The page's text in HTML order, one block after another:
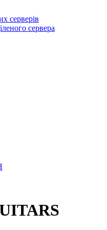
серверів
сервера